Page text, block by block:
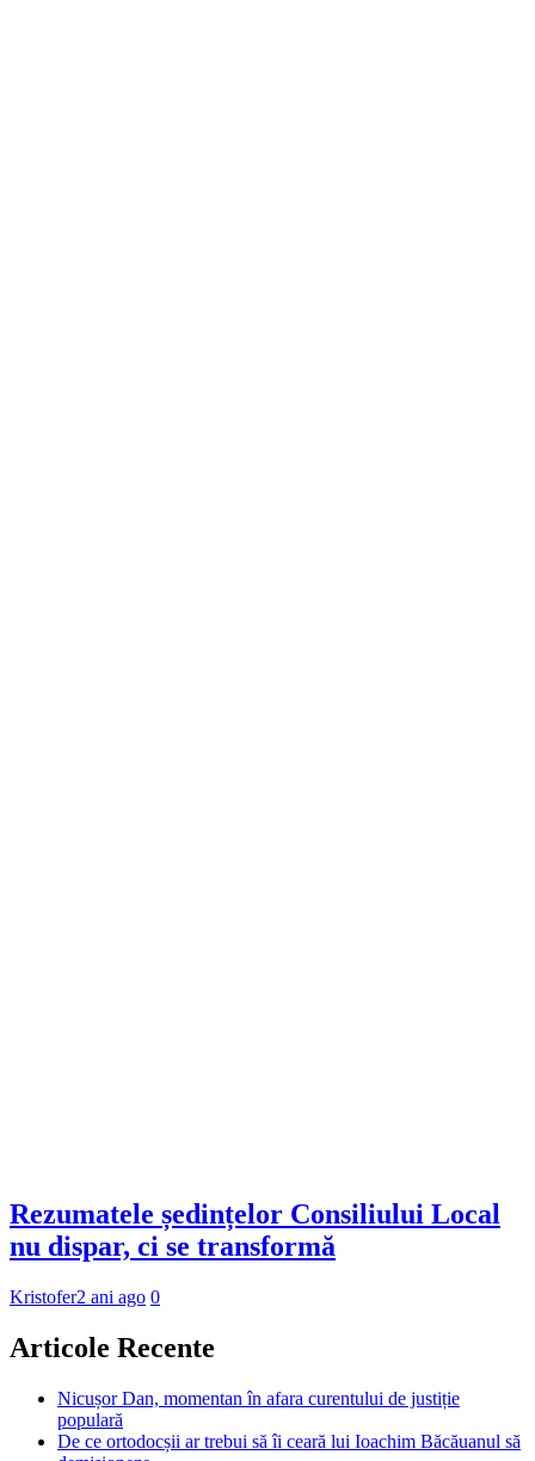
Rezumatele ședințelor Consiliului Local
nu dispar, ci se transformă
Kristofer2 ani ago 0
Articole Recente
Nicușor Dan, momentan în afara curentului de justiție
populară
De ce ortodocșii ar trebui să îi ceară lui Ioachim Băcăuanul să